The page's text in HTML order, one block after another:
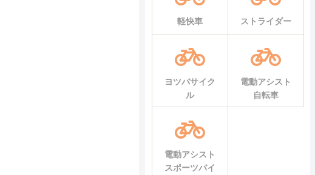
軽快車 ストライダー
ヨツバサイク
ル
電動アシスト
自転車
電動アシスト
スポーツバイ